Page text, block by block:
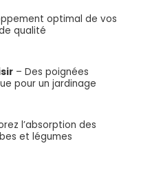
optimal de vos
qualité
– Des poignées
pour un jardinage
l’absorption des
et légumes